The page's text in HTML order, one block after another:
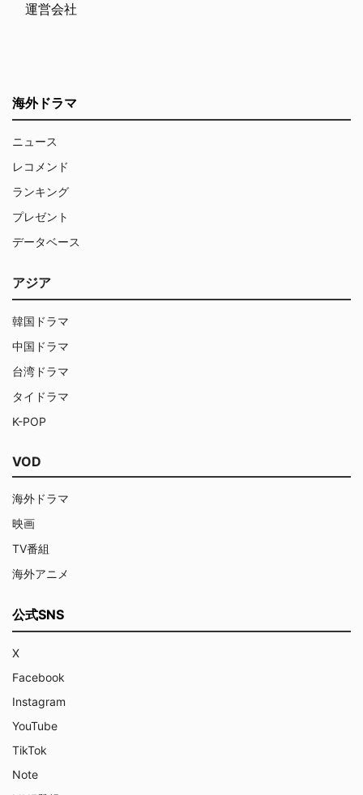
運営会社
海外ドラマ
ニュース
レコメンド
ランキング
プレゼント
データベース
アジア
韓国ドラマ
中国ドラマ
台湾ドラマ
タイドラマ
K-POP
VOD
海外ドラマ
映画
TV番組
海外アニメ
公式SNS
X
Facebook
Instagram
YouTube
TikTok
Note